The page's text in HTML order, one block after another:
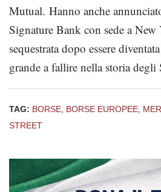
Mutual. Hanno anche
Signature Bank con sede a New
sequestrata dopo essere
grande a fallire nella storia
TAG: BORSE BORSE EUROPEE
STREET